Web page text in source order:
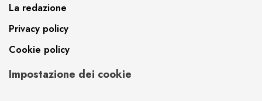
La redazione
Privacy policy
Cookie policy
Impostazione dei cookie